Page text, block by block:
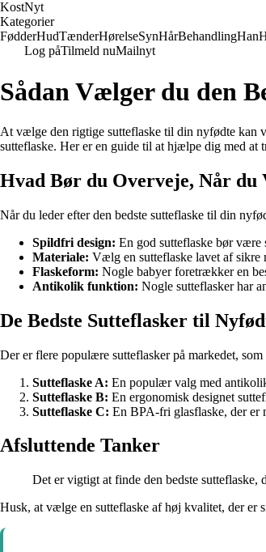
KostNyt
Kategorier
FødderHudTænderHørelseSynHårBehandlingHan
Log påTilmeld nuMailnyt
Sådan Vælger du den
At vælge den rigtige sutteflaske til din nyfødte kan
sutteflaske. Her er en guide til at hjælpe dig med at
Hvad Bør du Overveje, Når du
Når du leder efter den bedste sutteflaske til din
Spildfri design: En god sutteflaske bør
Materiale: Vælg en sutteflaske lavet af sikre
Flaskeform: Nogle babyer foretrækker en
Antikolik funktion: Nogle sutteflasker har
De Bedste Sutteflasker til
Der er flere populære sutteflasker på markedet,
Sutteflaske A: En populær valg med
Sutteflaske B: En ergonomisk designet
Sutteflaske C: En BPA-fri glasflaske, der er
Afsluttende Tanker
Det er vigtigt at finde den bedste
Husk, at vælge en sutteflaske af høj kvalitet, der er